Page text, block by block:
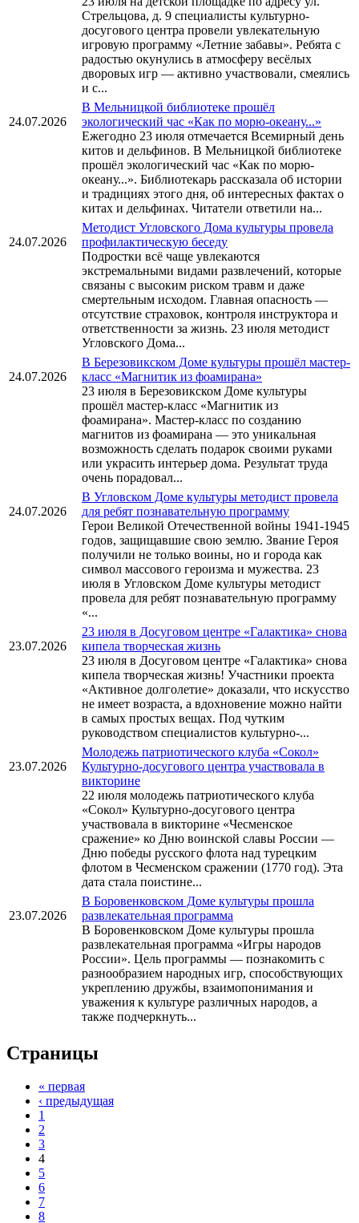
Стрельцова, д. 9 специалисты культурно-
досугового центра провели увлекательную
игровую программу «Летние забавы». Ребята с
радостью окунулись в атмосферу весёлых
дворовых игр — активно участвовали, смеялись
и с...
24.07.2026
В Мельницкой библиотеке прошёл
экологический час «Как по морю-океану...»
Ежегодно 23 июля отмечается Всемирный день
китов и дельфинов. В Мельницкой библиотеке
прошёл экологический час «Как по морю-
океану...». Библиотекарь рассказала об истории
и традициях этого дня, об интересных фактах о
китах и дельфинах. Читатели ответили на...
24.07.2026
Методист Угловского Дома культуры провела
профилактическую беседу
Подростки всё чаще увлекаются
экстремальными видами развлечений, которые
связаны с высоким риском травм и даже
смертельным исходом. Главная опасность —
отсутствие страховок, контроля инструктора и
ответственности за жизнь. 23 июля методист
Угловского Дома...
24.07.2026
В Березовикском Доме культуры прошёл мастер-
класс «Магнитик из фоамирана»
23 июля в Березовикском Доме культуры
прошёл мастер-класс «Магнитик из
фоамирана». Мастер-класс по созданию
магнитов из фоамирана — это уникальная
возможность сделать подарок своими руками
или украсить интерьер дома. Результат труда
очень порадовал...
24.07.2026
В Угловском Доме культуры методист провела
для ребят познавательную программу
Герои Великой Отечественной войны 1941-1945
годов, защищавшие свою землю. Звание Героя
получили не только воины, но и города как
символ массового героизма и мужества. 23
июля в Угловском Доме культуры методист
провела для ребят познавательную программу
«...
23.07.2026
23 июля в Досуговом центре «Галактика» снова
кипела творческая жизнь
23 июля в Досуговом центре «Галактика» снова
кипела творческая жизнь! Участники проекта
«Активное долголетие» доказали, что искусство
не имеет возраста, а вдохновение можно найти
в самых простых вещах. Под чутким
руководством специалистов культурно-...
23.07.2026
Молодежь патриотического клуба «Сокол»
Культурно-досугового центра участвовала в
викторине
22 июля молодежь патриотического клуба
«Сокол» Культурно-досугового центра
участвовала в викторине «Чесменское
сражение» ко Дню воинской славы России —
Дню победы русского флота над турецким
флотом в Чесменском сражении (1770 год). Эта
дата стала поистине...
23.07.2026
В Боровенковском Доме культуры прошла
развлекательная программа
В Боровенковском Доме культуры прошла
развлекательная программа «Игры народов
России». Цель программы — познакомить с
разнообразием народных игр, способствующих
укреплению дружбы, взаимопонимания и
уважения к культуре различных народов, а
также подчеркнуть...
Страницы
« первая
‹ предыдущая
1
2
3
4
5
6
7
8